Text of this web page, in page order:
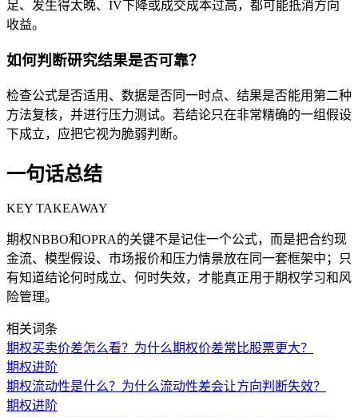
足、发生得太晚、IV下降或成交成本过高，都可能抵消方向
收益。
如何判断研究结果是否可靠？
检查公式是否适用、数据是否同一时点、结果是否能用第二种
方法复核，并进行压力测试。若结论只在非常精确的一组假设
下成立，应把它视为脆弱判断。
一句话总结
KEY TAKEAWAY
期权NBBO和OPRA的关键不是记住一个公式，而是把合约现
金流、模型假设、市场报价和压力情景放在同一套框架中；只
有知道结论何时成立、何时失效，才能真正用于期权学习和风
险管理。
相关词条
期权买卖价差怎么看？为什么期权价差常比股票更大？
期权进阶
期权流动性是什么？为什么流动性差会让方向判断失效？
期权进阶